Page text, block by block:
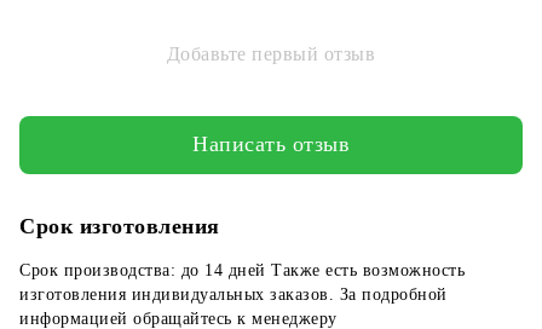
Добавьте первый отзыв
Написать отзыв
Срок изготовления
Срок производства: до 14 дней Также есть возможность
изготовления индивидуальных заказов. За подробной
информацией обращайтесь к менеджеру